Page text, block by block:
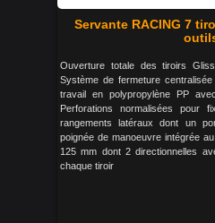
Servante RACING 7
Ouverture totale des tiroirs
Système de fermeture
travail en polypropylène PP
Perforations normalisées pour
rangements latéraux dont un
poignée de manoeuvre intégrée
125 mm dont 2 directionnelles
chaque tiroir